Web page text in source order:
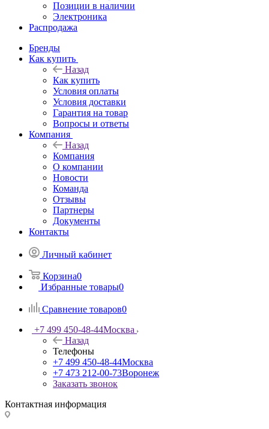
Позиции в наличии
Электроника
Распродажа
Бренды
Как купить
Назад
Как купить
Условия оплаты
Условия доставки
Гарантия на товар
Вопросы и ответы
Компания
Назад
Компания
О компании
Новости
Команда
Отзывы
Партнеры
Документы
Контакты
Личный кабинет
Корзина0
Избранные товары0
Сравнение товаров0
+7 499 450-48-44Москва
Назад
Телефоны
+7 499 450-48-44Москва
+7 473 212-00-73Воронеж
Заказать звонок
Контактная информация